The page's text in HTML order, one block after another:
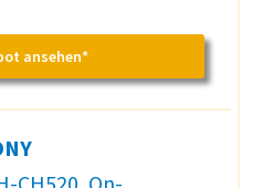
ansehen*